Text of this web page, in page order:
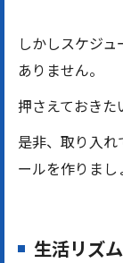
しかしスケジ
ありません。
押さえておきた
是非、取り入
ールを作りまし
生活リズ